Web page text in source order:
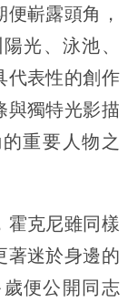
嶄露頭角，
光、泳池、
代表性的創作
與獨特光影描
重要人物之
霍克尼雖同樣
著迷於身邊的
便公開同志